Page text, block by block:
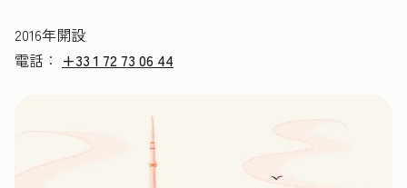
2016年開設
電話： +33 1 72 73 06 44